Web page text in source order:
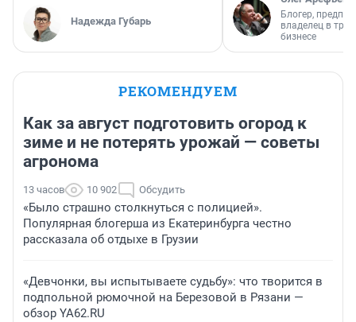
Надежда Губарь
Блогер,
владелец в
бизнесе
РЕКОМЕНДУЕМ
Как за август подготовить огород к
зиме и не потерять урожай — советы
агронома
13 часов 10 902 Обсудить
«Было страшно столкнуться с полицией».
Популярная блогерша из Екатеринбурга честно
рассказала об отдыхе в Грузии
«Девчонки, вы испытываете судьбу»: что творится в
подпольной рюмочной на Березовой в Рязани —
обзор YA62.RU